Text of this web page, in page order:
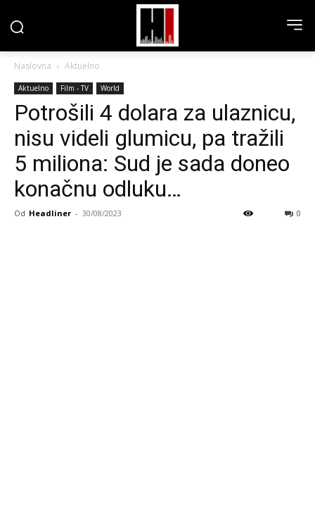
Naslovna Aktuelno
Aktuelno Film - TV World
Potrošili 4 dolara za ulaznicu,
nisu videli glumicu, pa tražili
5 miliona: Sud je sada doneo
konačnu odluku…
Od Headliner - 30/08/2023 0